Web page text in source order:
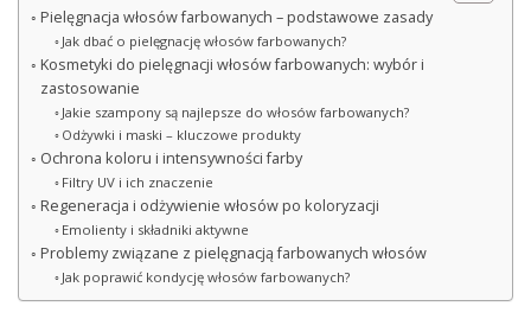
Pielęgnacja włosów farbowanych – podstawowe zasady
Jak dbać o pielęgnację włosów farbowanych?
Kosmetyki do pielęgnacji włosów farbowanych: wybór i
zastosowanie
Jakie szampony są najlepsze do włosów farbowanych?
Odżywki i maski – kluczowe produkty
Ochrona koloru i intensywności farby
Filtry UV i ich znaczenie
Regeneracja i odżywienie włosów po koloryzacji
Emolienty i składniki aktywne
Problemy związane z pielęgnacją farbowanych włosów
Jak poprawić kondycję włosów farbowanych?